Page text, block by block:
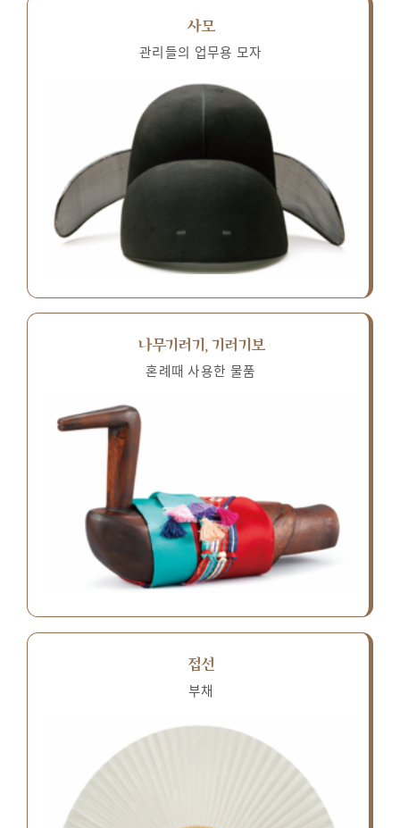
사모
관리들의 업무용 모자
나무기러기, 기러기보
혼례때 사용한 물품
접선
부채